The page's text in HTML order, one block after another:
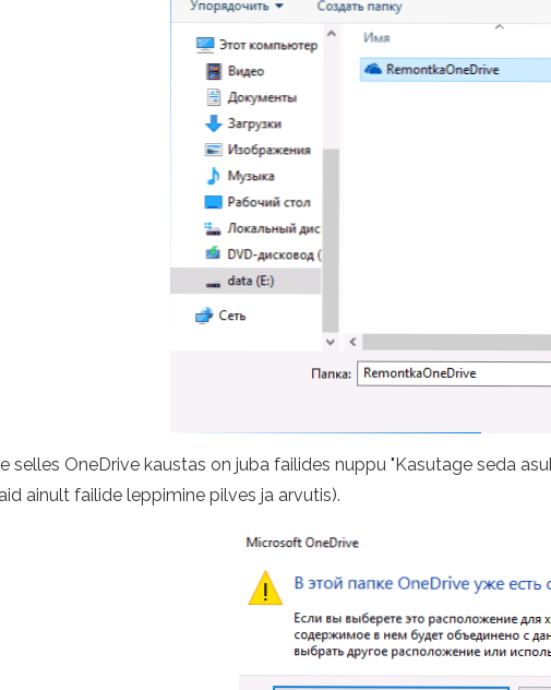
selles OneDrive kaustas on juba failides nuppu "Kasutage seda
ainult failide leppimine pilves ja arvutis).